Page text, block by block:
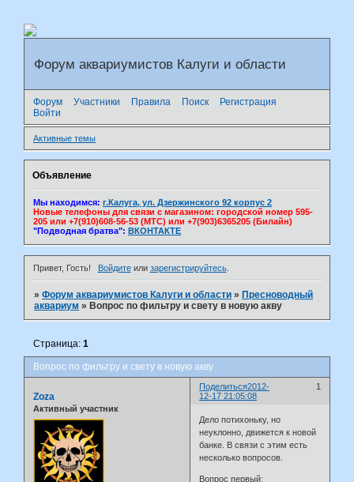
Форум аквариумистов Калуги и области
Форум Участники Правила Поиск
Регистрация
Войти
Активные темы
Объявление
Мы находимся: г.Калуга, ул. Дзержинского 92 корпус 2
Новые телефоны для связи с магазином: городской номер 595-
205 или +7(910)608-56-53 (МТС) или +7(903)6365205 (Билайн)
"Подводная братва": ВКОНТАКТЕ
Привет, Гость! Войдитеили зарегистрируйтесь.
»Форум аквариумистов Калуги и области » Пресноводный
аквариум » Вопрос по фильтру и свету в новую акву
Вопрос по фильтру и свету в новую акву
Страница:1
Поделиться 1
2012-
12-17 21:05:08
Zoza
Активный участник
Дело потихоньку, но
неуклонно, движется к новой
банке. В связи с этим есть
несколько вопросов.
Вопрос первый: